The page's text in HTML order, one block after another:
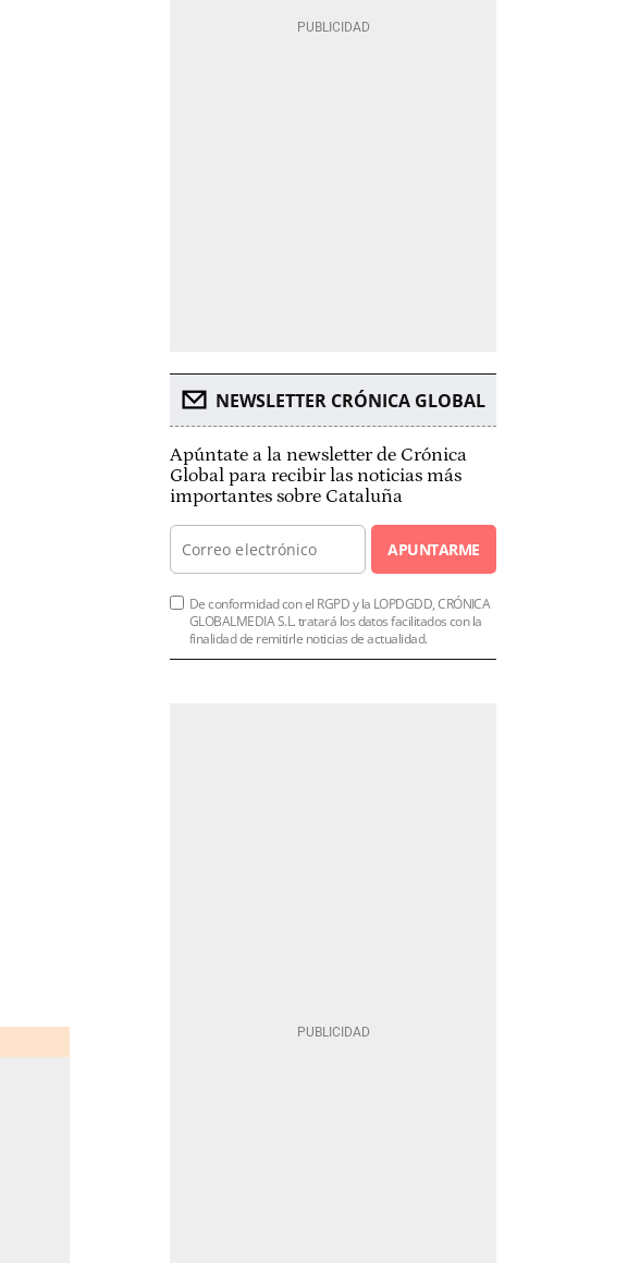
NEWSLETTER CRÓNICA GLOBAL
Apúntate a la newsletter de Crónica
Global para recibir las noticias más
importantes sobre Cataluña
APUNTARME
De conformidad con el RGPD y la LOPDGDD, CRÓNICA
GLOBALMEDIA S.L. tratará los datos facilitados con la
finalidad de remitirle noticias de actualidad.